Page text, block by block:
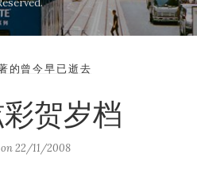
的曾今早已逝去
贺岁档
22/11/2008